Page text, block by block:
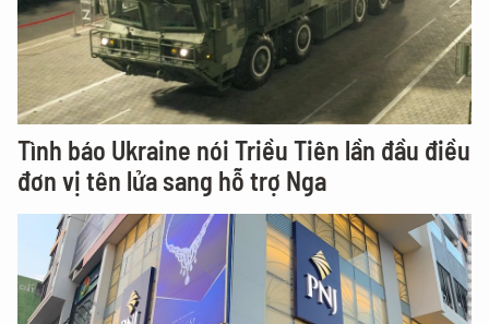
Tình báo Ukraine nói Triều Tiên lần đầu điều
đơn vị tên lửa sang hỗ trợ Nga